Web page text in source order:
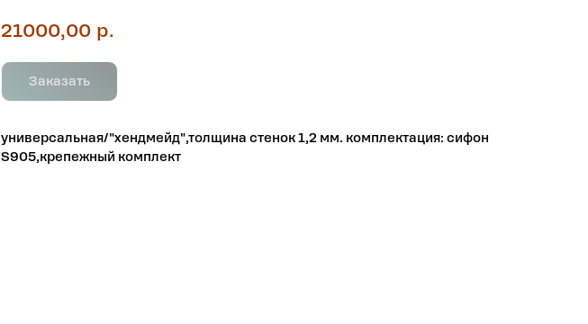
21000,00 р.
Заказать
универсальная/"хендмейд",толщина стенок 1,2 мм. комплектация: сифон
S905,крепежный комплект